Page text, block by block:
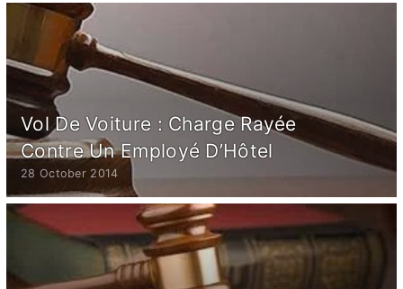
Vol De Voiture : Charge Rayée
Contre Un Employé D’Hôtel
28 October 2014